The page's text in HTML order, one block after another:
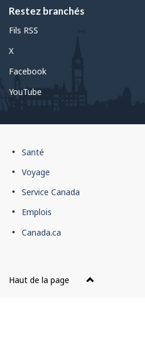
Restez branchés
Fils RSS
X
Facebook
YouTube
Pied
de
du
gouvernement
du
Santé
Voyage
Service Canada
Emplois
Canada.ca
Haut de la page